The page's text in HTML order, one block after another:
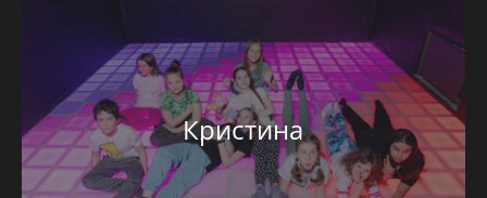
Кристина